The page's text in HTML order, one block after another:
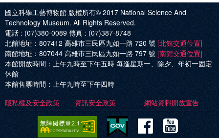
國立科學工藝博物館 版權所有© 2017 National Science And
Technology Museum. All Rights Reserved.
電話 : (07)380-0089 傳真 : (07)387-8748
北館地址： 807412 高雄市三民區九如一路 720 號 [北館交通位置]
南館地址： 807044 高雄市三民區九如一路 797 號 [南館交通位置]
本館開放時間： 上午九時至下午五時 每逢星期一、除夕、年初一固定
休館
本館售票時間： 上午九時至下午四時
隱私權及安全政策
資訊安全政策 網站資料開放宣告